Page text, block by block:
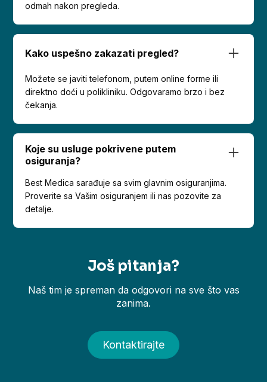
odmah nakon pregleda.
Kako uspešno zakazati pregled?
Možete se javiti telefonom, putem online forme ili
direktno doći u polikliniku. Odgovaramo brzo i bez
čekanja.
Koje su usluge pokrivene putem
osiguranja?
Best Medica sarađuje sa svim glavnim osiguranjima.
Proverite sa Vašim osiguranjem ili nas pozovite za
detalje.
Još pitanja?
Naš tim je spreman da odgovori na sve što vas
zanima.
Kontaktirajte